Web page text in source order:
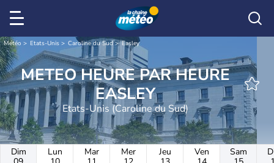
Météo Etats-Unis Caroline du Sud Easley
METEO HEURE PAR HEURE
EASLEY
Etats-Unis (Caroline du Sud)
Dim
Lun
Mar
Mer
Jeu
Ven
Sam